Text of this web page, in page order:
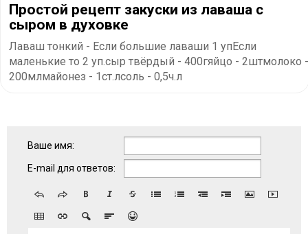
Простой рецепт закуски из лаваша с
сыром в духовке
Лаваш тонкий - Если большие лаваши 1 упЕсли
маленькие то 2 уп.сыр твёрдый - 400гяйцо - 2штмолоко -
200млмайонез - 1ст.лсоль - 0,5ч.л
Ваше имя:
E-mail для ответов: